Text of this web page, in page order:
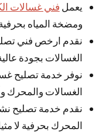
يعمل فني غسالات
ومضخة المياه
نقدم ارخص فني
الغسالات بجودة
نوفر خدمة تصليح
الغسالات والمحرك
نقدم خدمة تصليح
المحرك بحرفية لا